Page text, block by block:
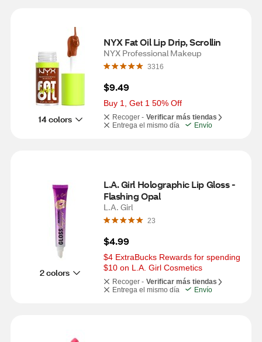
14 colors
NYX Fat Oil Lip Drip, Scrollin
NYX Professional Makeup
3316
$9.49
Buy 1, Get 1 50% Off
Recoger - Verificar más tiendas
Entrega el mismo día
Envío
2 colors
L.A. Girl Holographic Lip Gloss -
Flashing Opal
L.A. Girl
23
$4.99
$4 ExtraBucks Rewards for spending
$10 on L.A. Girl Cosmetics
Recoger - Verificar más tiendas
Entrega el mismo día
Envío